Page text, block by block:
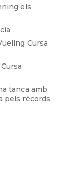
els
Cursa
tanca amb
pels rècords